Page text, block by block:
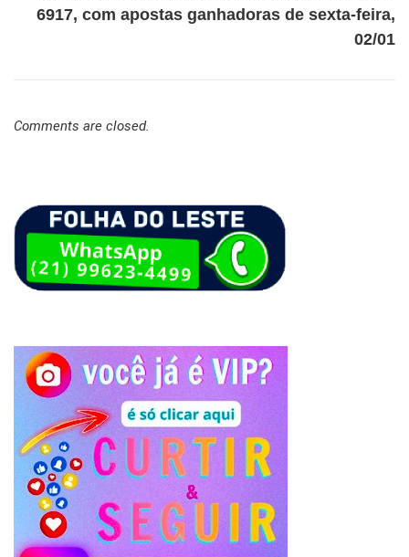
6917, com apostas ganhadoras de sexta-feira,
02/01
Comments are closed.